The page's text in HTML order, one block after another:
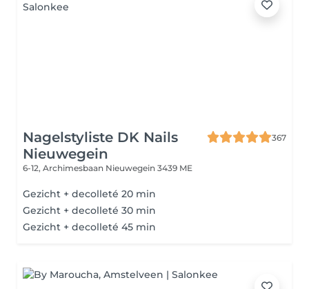
Nagelstyliste DK Nails
Nieuwegein
367
6-12, Archimesbaan Nieuwegein 3439 ME
Gezicht + decolleté 20 min
Gezicht + decolleté 30 min
Gezicht + decolleté 45 min